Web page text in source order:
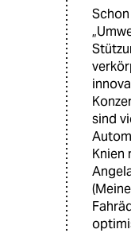
sind
Knien